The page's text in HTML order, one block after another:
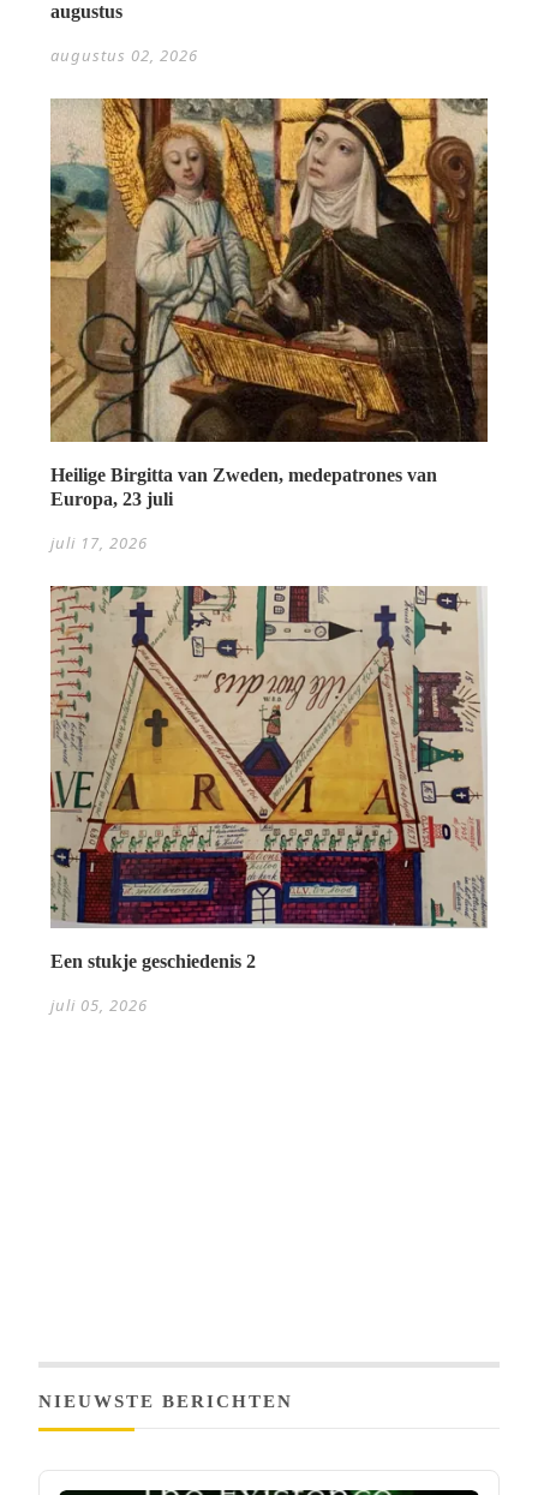
augustus
augustus 02, 2026
Heilige Birgitta van Zweden, medepatrones van
Europa, 23 juli
juli 17, 2026
Een stukje geschiedenis 2
juli 05, 2026
NIEUWSTE BERICHTEN